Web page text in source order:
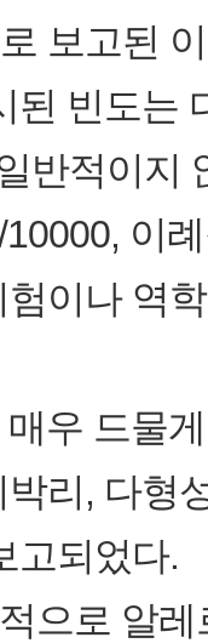
보고된
된 빈도는
반적이지
이
이나 역
우 드물
리, 다형
고되었다.
으로 알